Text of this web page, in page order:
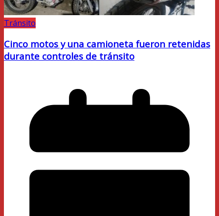
Tránsito
Cinco motos y una camioneta fueron retenidas
durante controles de tránsito